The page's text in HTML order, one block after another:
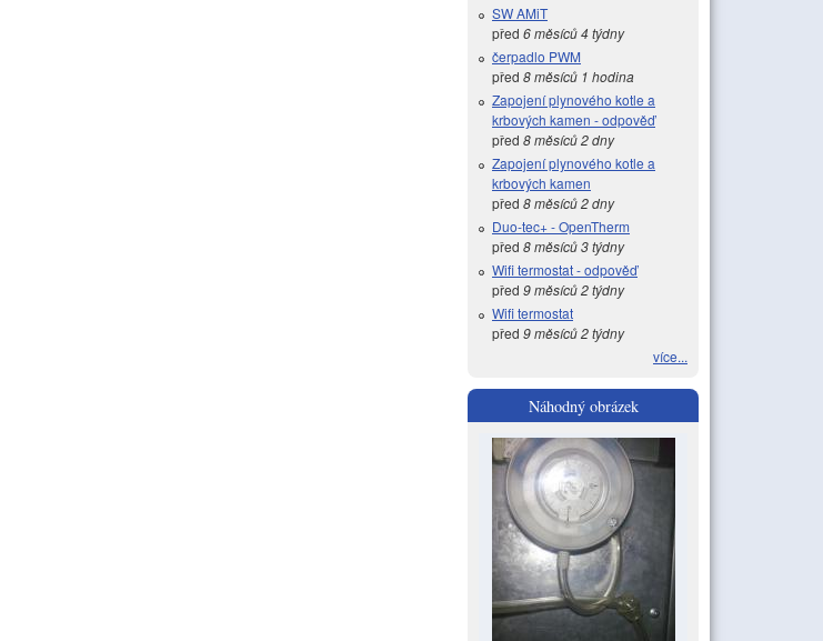
SW AMiT
před 6 měsíců 4 týdny
čerpadlo PWM
před 8 měsíců 1 hodina
Zapojení plynového kotle a
krbových kamen - odpověď
před 8 měsíců 2 dny
Zapojení plynového kotle a
krbových kamen
před 8 měsíců 2 dny
Duo-tec+ - OpenTherm
před 8 měsíců 3 týdny
Wifi termostat - odpověď
před 9 měsíců 2 týdny
Wifi termostat
před 9 měsíců 2 týdny
více...
Náhodný obrázek